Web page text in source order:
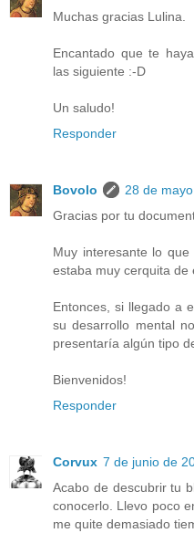
Muchas gracias Lulina.
Encantado que te
las siguiente :-D
Un saludo!
Responder
Bovolo
28 de
Gracias por tu
Muy interesante lo
estaba muy cerquita de
Entonces, si llegado a
su desarrollo mental
presentaría algún tipo
Bienvenidos!
Responder
Corvux 7 de junio de
Acabo de descubrir tu
conocerlo. Llevo poco
me quite demasiado